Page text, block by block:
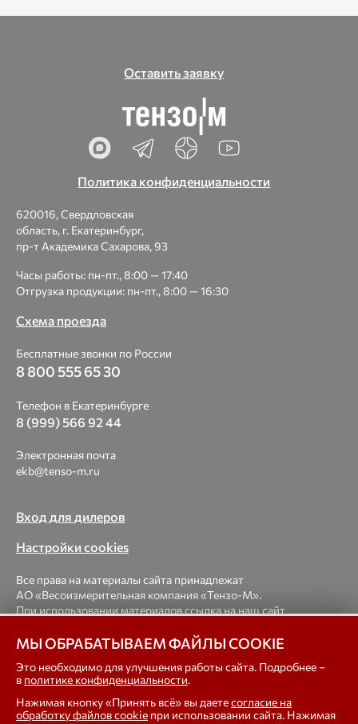
Оставить заявку
Политика конфиденциальности
620016, Свердловская
область, г. Екатеринбург,
пр-т Академика Сахарова, 93
Часы работы: пн-пт., 8:00 — 17:40
Отгрузка продукции: пн-пт., 8:00 — 16:30
Схема проезда
Бесплатные звонки по России
8 800 555 65 30
Телефон в Екатеринбурге
8 (999) 566 92 44
Электронная почта
ekb@tenso-m.ru
Вход для дилеров
Настройки cookies
Все права на материалы сайта принадлежат
АО «Весоизмерительная компания «Тензо-М».
При использовании материалов ссылка на наш сайт
© 1998-2026 Весоизмерительная компания «Тензо-М» —
платформенные, крановые, вагонные, бункерные,
автомобильные весы, весовые дозаторы для фасовки,
тензодатчики
МЫ ОБРАБАТЫВАЕМ ФАЙЛЫ COOKIE
Это необходимо для улучшения работы сайта. Подробнее –
в политике конфиденциальности.
Нажимая кнопку «Принять всё» вы даетесогласие на
обработку файлов cookie при использовании сайта. Нажимая